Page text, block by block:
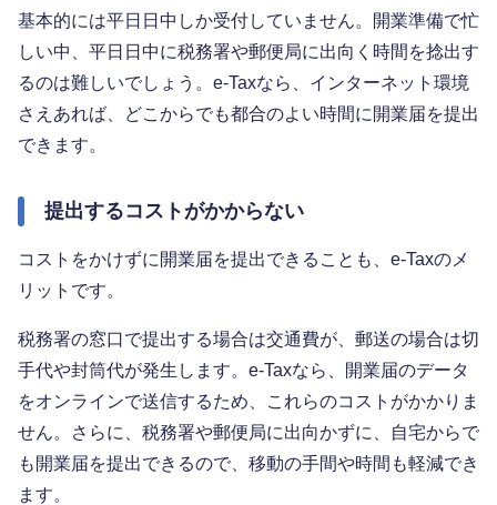
基本的には平日日中しか受付していません。開業準備で忙
しい中、平日日中に税務署や郵便局に出向く時間を捻出す
るのは難しいでしょう。e-Taxなら、インターネット環境
さえあれば、どこからでも都合のよい時間に開業届を提出
できます。
提出するコストがかからない
コストをかけずに開業届を提出できることも、e-Taxのメ
リットです。
税務署の窓口で提出する場合は交通費が、郵送の場合は切
手代や封筒代が発生します。e-Taxなら、開業届のデータ
をオンラインで送信するため、これらのコストがかかりま
せん。さらに、税務署や郵便局に出向かずに、自宅からで
も開業届を提出できるので、移動の手間や時間も軽減でき
ます。